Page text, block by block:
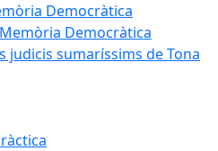
Democràtica
Democràtica
judicis sumaríssims de Tona